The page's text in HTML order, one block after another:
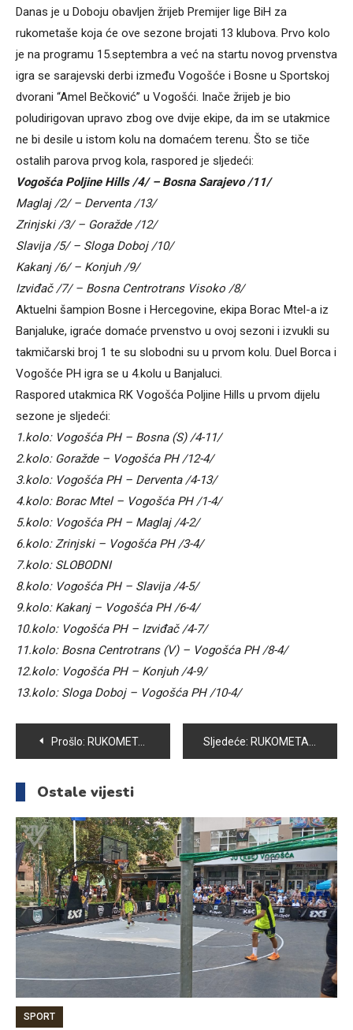
Danas je u Doboju obavljen žrijeb Premijer lige BiH za
rukometaše koja će ove sezone brojati 13 klubova. Prvo kolo
je na programu 15.septembra a već na startu novog prvenstva
igra se sarajevski derbi između Vogošće i Bosne u Sportskoj
dvorani “Amel Bečković” u Vogošći. Inače žrijeb je bio
poludirigovan upravo zbog ove dvije ekipe, da im se utakmice
ne bi desile u istom kolu na domaćem terenu. Što se tiče
ostalih parova prvog kola, raspored je sljedeći:
Vogošća Poljine Hills /4/ – Bosna Sarajevo /11/
Maglaj /2/ – Derventa /13/
Zrinjski /3/ – Goražde /12/
Slavija /5/ – Sloga Doboj /10/
Kakanj /6/ – Konjuh /9/
Izviđač /7/ – Bosna Centrotrans Visoko /8/
Aktuelni šampion Bosne i Hercegovine, ekipa Borac Mtel-a iz
Banjaluke, igraće domaće prvenstvo u ovoj sezoni i izvukli su
takmičarski broj 1 te su slobodni su u prvom kolu. Duel Borca i
Vogošće PH igra se u 4.kolu u Banjaluci.
Raspored utakmica RK Vogošća Poljine Hills u prvom dijelu
sezone je sljedeći:
1.kolo: Vogošća PH – Bosna (S) /4-11/
2.kolo: Goražde – Vogošća PH /12-4/
3.kolo: Vogošća PH – Derventa /4-13/
4.kolo: Borac Mtel – Vogošća PH /1-4/
5.kolo: Vogošća PH – Maglaj /4-2/
6.kolo: Zrinjski – Vogošća PH /3-4/
7.kolo: SLOBODNI
8.kolo: Vogošća PH – Slavija /4-5/
9.kolo: Kakanj – Vogošća PH /6-4/
10.kolo: Vogošća PH – Izviđač /4-7/
11.kolo: Bosna Centrotrans (V) – Vogošća PH /8-4/
12.kolo: Vogošća PH – Konjuh /4-9/
13.kolo: Sloga Doboj – Vogošća PH /10-4/
Navigacija
članaka
Prošlo: RUKOMETAŠI VOGOŠĆE PLASIRALI SE U FINALE TURNIRA U ZENICI Sljedeće: RUKOMETAŠI VOGOŠĆE SLAVILI U FINALU MEMORIJALNOG TURNIRA U ZENICI
Ostale vijesti
SPORT